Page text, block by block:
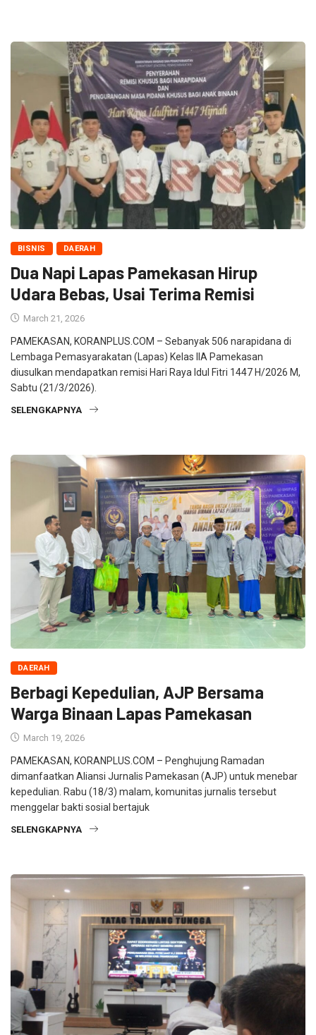
BISNIS DAERAH
Dua Napi Lapas Pamekasan Hirup
Udara Bebas, Usai Terima Remisi
March 21, 2026
PAMEKASAN, KORANPLUS.COM – Sebanyak 506 narapidana di
Lembaga Pemasyarakatan (Lapas) Kelas IIA Pamekasan
diusulkan mendapatkan remisi Hari Raya Idul Fitri 1447 H/2026 M,
Sabtu (21/3/2026).
SELENGKAPNYA
DAERAH
Berbagi Kepedulian, AJP Bersama
Warga Binaan Lapas Pamekasan
March 19, 2026
PAMEKASAN, KORANPLUS.COM – Penghujung Ramadan
dimanfaatkan Aliansi Jurnalis Pamekasan (AJP) untuk menebar
kepedulian. Rabu (18/3) malam, komunitas jurnalis tersebut
menggelar bakti sosial bertajuk
SELENGKAPNYA